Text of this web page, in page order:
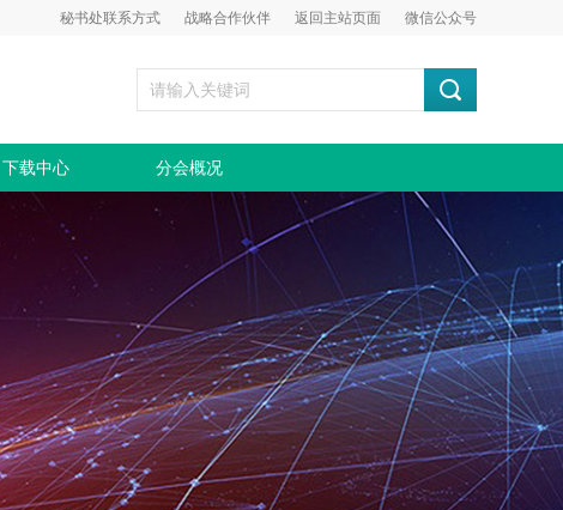
微信公众号
秘书处联系方式 战略合作伙伴 返回主站页面
下载中心 分会概况